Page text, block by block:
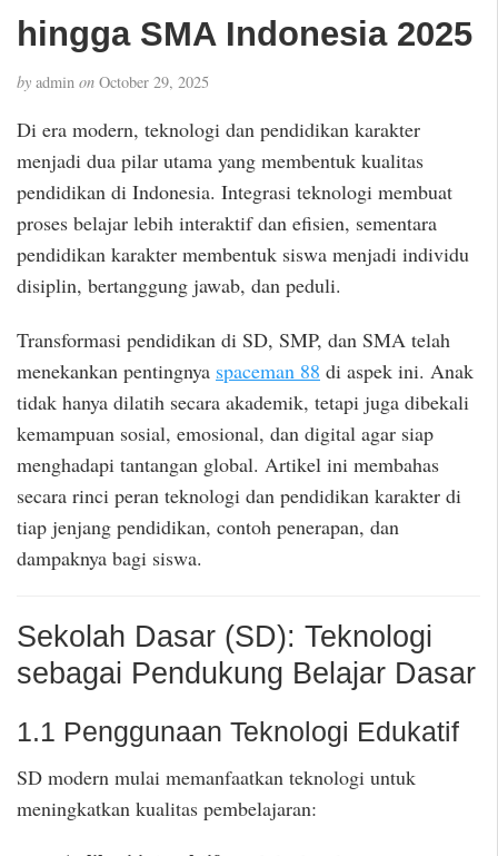
hingga SMA Indonesia 2025
by admin on October 29, 2025
Di era modern, teknologi dan pendidikan karakter
menjadi dua pilar utama yang membentuk kualitas
pendidikan di Indonesia. Integrasi teknologi membuat
proses belajar lebih interaktif dan efisien, sementara
pendidikan karakter membentuk siswa menjadi individu
disiplin, bertanggung jawab, dan peduli.
Transformasi pendidikan di SD, SMP, dan SMA telah
menekankan pentingnya spaceman 88 di aspek ini. Anak
tidak hanya dilatih secara akademik, tetapi juga dibekali
kemampuan sosial, emosional, dan digital agar siap
menghadapi tantangan global. Artikel ini membahas
secara rinci peran teknologi dan pendidikan karakter di
tiap jenjang pendidikan, contoh penerapan, dan
dampaknya bagi siswa.
Sekolah Dasar (SD): Teknologi
sebagai Pendukung Belajar Dasar
1.1 Penggunaan Teknologi Edukatif
SD modern mulai memanfaatkan teknologi untuk
meningkatkan kualitas pembelajaran: